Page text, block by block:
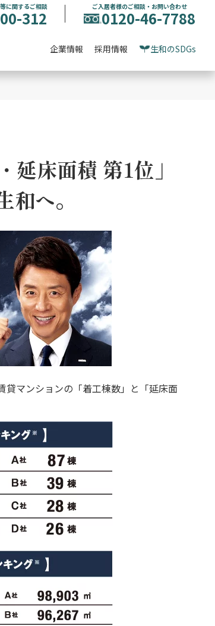
に関するご相談
312
ご入居者様のご相談・お問い合わせ
0120-46-7788
企業情報 採用情報 生和のSDGs
延床面積 第1位」
和へ。
貸マンションの「着工棟数」と「延床面